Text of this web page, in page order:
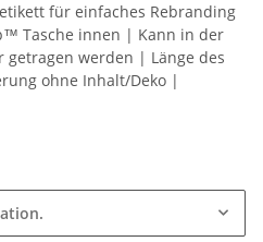
für einfaches Rebranding
Tasche innen | Kann in der
getragen werden | Länge des
ohne Inhalt/Deko |